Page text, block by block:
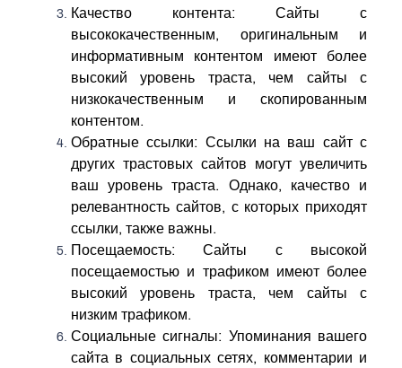
Качество контента: Сайты с
высококачественным, оригинальным и
информативным контентом имеют более
высокий уровень траста, чем сайты с
низкокачественным и скопированным
контентом.
Обратные ссылки: Ссылки на ваш сайт с
других трастовых сайтов могут увеличить
ваш уровень траста. Однако, качество и
релевантность сайтов, с которых приходят
ссылки, также важны.
Посещаемость: Сайты с высокой
посещаемостью и трафиком имеют более
высокий уровень траста, чем сайты с
низким трафиком.
Социальные сигналы: Упоминания вашего
сайта в социальных сетях, комментарии и